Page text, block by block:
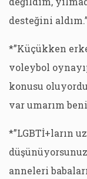
desteğini aldım.”
*”Küçükken
voleybol
konusu
var umarım
*”LGBTİ+ların
anneleri